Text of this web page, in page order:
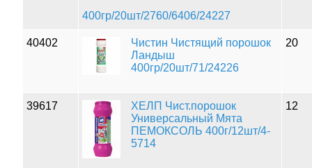
400гр/20шт/2760/6406/24227
40402
Чистин Чистящий порошок
Ландыш
400гр/20шт/71/24226
20
39617
ХЕЛП Чист.порошок
Универсальный Мята
ПЕМОКСОЛЬ 400г/12шт/4-
5714
12